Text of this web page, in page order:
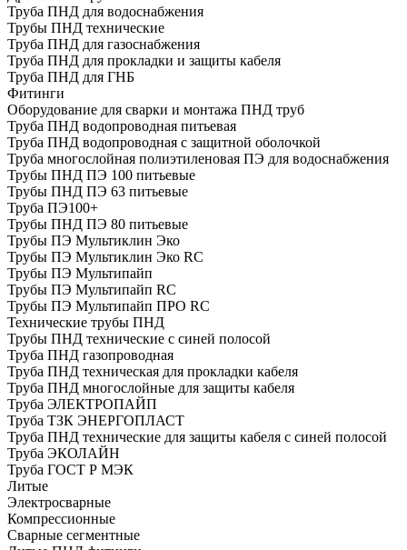
Труба ПНД для водоснабжения
Трубы ПНД технические
Труба ПНД для газоснабжения
Труба ПНД для прокладки и защиты кабеля
Труба ПНД для ГНБ
Фитинги
Оборудование для сварки и монтажа ПНД труб
Труба ПНД водопроводная питьевая
Труба ПНД водопроводная с защитной оболочкой
Труба многослойная полиэтиленовая ПЭ для водоснабжения
Трубы ПНД ПЭ 100 питьевые
Трубы ПНД ПЭ 63 питьевые
Труба ПЭ100+
Трубы ПНД ПЭ 80 питьевые
Трубы ПЭ Мультиклин Эко
Трубы ПЭ Мультиклин Эко RC
Трубы ПЭ Мультипайп
Трубы ПЭ Мультипайп RC
Трубы ПЭ Мультипайп ПРО RC
Технические трубы ПНД
Трубы ПНД технические с синей полосой
Труба ПНД газопроводная
Труба ПНД техническая для прокладки кабеля
Труба ПНД многослойные для защиты кабеля
Труба ЭЛЕКТРОПАЙП
Труба ТЗК ЭНЕРГОПЛАСТ
Труба ПНД технические для защиты кабеля с синей полосой
Труба ЭКОЛАЙН
Труба ГОСТ Р МЭК
Литые
Электросварные
Компрессионные
Сварные сегментные